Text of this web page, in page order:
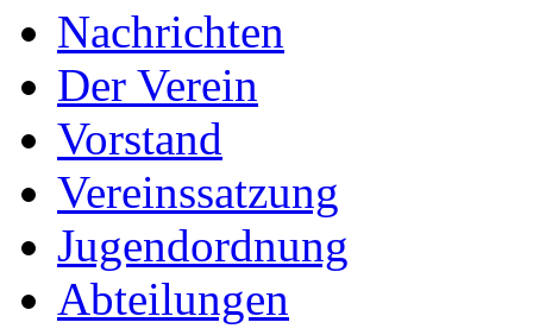
Nachrichten
Der Verein
Vorstand
Vereinssatzung
Jugendordnung
Abteilungen